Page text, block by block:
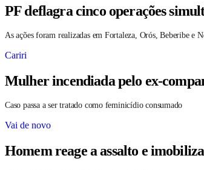
PF deflagra cinco operações
As ações foram realizadas em Fortaleza, Orós, Beberibe e
Cariri
Mulher incendiada pelo ex-
Caso passa a ser tratado como feminicídio consumado
Vai de novo
Homem reage a assalto e